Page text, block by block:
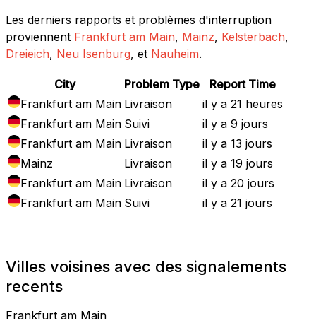
Les derniers rapports et problèmes d'interruption
proviennent Frankfurt am Main, Mainz, Kelsterbach,
Dreieich, Neu Isenburg, et Nauheim.
City Problem Type
Report Time
Frankfurt am Main Livraison
il y a 21 heures
Frankfurt am Main Suivi
il y a 9 jours
Frankfurt am Main Livraison
il y a 13 jours
Mainz
Livraison
il y a 19 jours
Frankfurt am Main Livraison
il y a 20 jours
Frankfurt am Main Suivi il y a 21 jours
Villes voisines avec des signalements
recents
Frankfurt am Main